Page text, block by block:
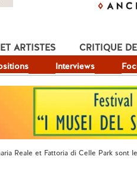
Interviews
ARTISTES CRITIQUE
Reale et Fattoria di Celle Park sont